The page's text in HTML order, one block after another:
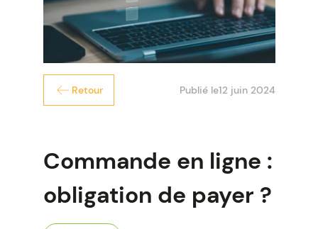
Retour Publié le12 juin 2024
Commande en ligne :
obligation de payer ?